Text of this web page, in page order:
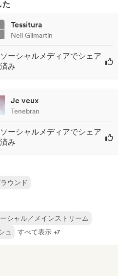
た
Tessitura
Neil Gilmartin
ソーシャルメディアでシェア
済み
Je veux
Tenebran
ソーシャルメディアでシェア
済み
ウンド
シャル／メインストリーム
ュ すべて表示 +7